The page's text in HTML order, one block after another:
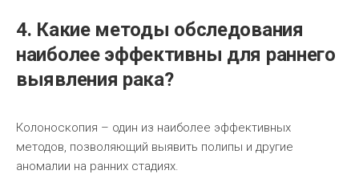
4. Какие методы обследования
наиболее эффективны для раннего
выявления рака?
Колоноскопия – один из наиболее эффективных
методов, позволяющий выявить полипы и другие
аномалии на ранних стадиях.